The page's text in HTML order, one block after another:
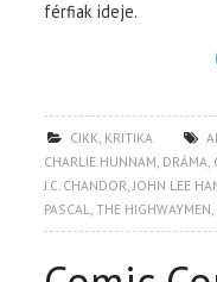
férfiak ideje.
CIKK KRITIKA
CHARLIE HUNNAM DRÁMA
J.C. CHANDOR JOHN LEE
PASCAL ,THE HIGHWAYMEN